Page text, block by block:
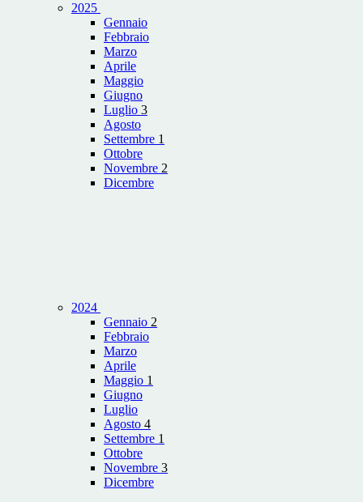
2025
Gennaio
Febbraio
Marzo
Aprile
Maggio
Giugno
Luglio 3
Agosto
Settembre 1
Ottobre
Novembre 2
Dicembre
2024
Gennaio 2
Febbraio
Marzo
Aprile
Maggio 1
Giugno
Luglio
Agosto 4
Settembre 1
Ottobre
Novembre 3
Dicembre